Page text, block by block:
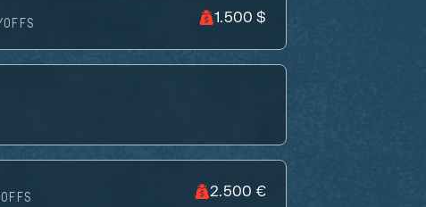
1.500 $
2.500 €